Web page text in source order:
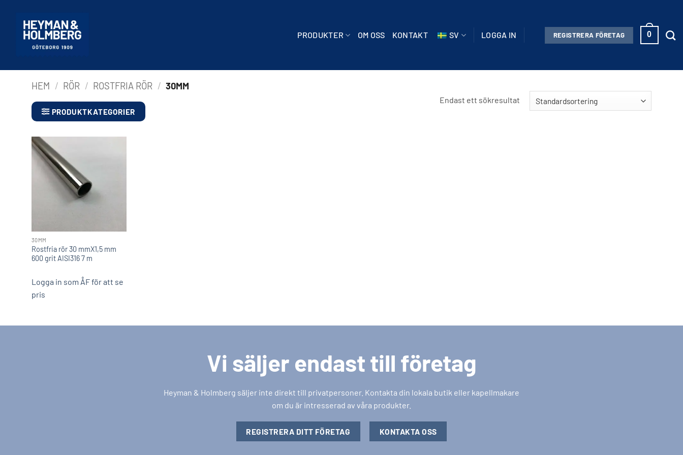
innehåll
PRODUKTER OM OSS KONTAKT SV LOGGA IN REGISTRERA FÖRETAG 0
HEM / RÖR / ROSTFRIA RÖR / 30MM
PRODUKTKATEGORIER
Endast ett sökresultat
30MM
Rostfria rör 30 mmX1,5 mm
600 grit AISI316 7 m
Logga in som ÅF för att se
pris
Vi säljer endast till företag
Heyman & Holmberg säljer inte direkt till privatpersoner. Kontakta din lokala butik eller kapellmakare
om du är intresserad av våra produkter.
REGISTRERA DITT FÖRETAG KONTAKTA OSS